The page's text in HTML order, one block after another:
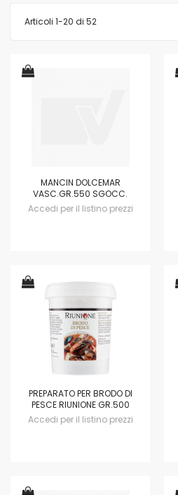
Articoli 1-20 di 52
MANCIN DOLCEMAR
VASC.GR.550 SGOCC.
Accedi per il listino prezzi
PREPARATO PER BRODO DI
PESCE RIUNIONE GR.500
Accedi per il listino prezzi